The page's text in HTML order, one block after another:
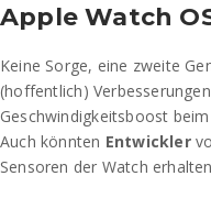
Apple Watch
Keine Sorge, eine zweite
(hoffentlich)
Geschwindigkeitsboost
Auch könnten Entwickler
Sensoren der Watch